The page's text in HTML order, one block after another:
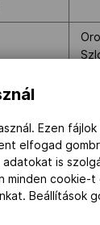
Ezen
elfogad
is
minden
Beállítások